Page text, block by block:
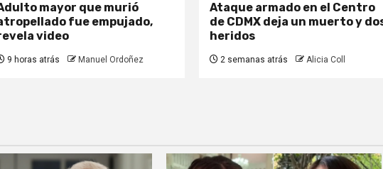
mayor que murió
fue empujado,
video
9 horas atrás Manuel Ordoñez
Ataque armado en el Centro
de CDMX deja un muerto y
heridos
2 semanas atrás Alicia Coll